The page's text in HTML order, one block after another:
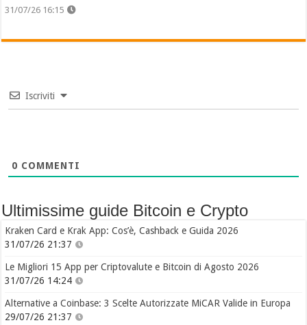
31/07/26 16:15
Iscriviti
0 COMMENTI
Ultimissime guide Bitcoin e Crypto
Kraken Card e Krak App: Cos’è, Cashback e Guida 2026
31/07/26 21:37
Le Migliori 15 App per Criptovalute e Bitcoin di Agosto 2026
31/07/26 14:24
Alternative a Coinbase: 3 Scelte Autorizzate MiCAR Valide in Europa
29/07/26 21:37